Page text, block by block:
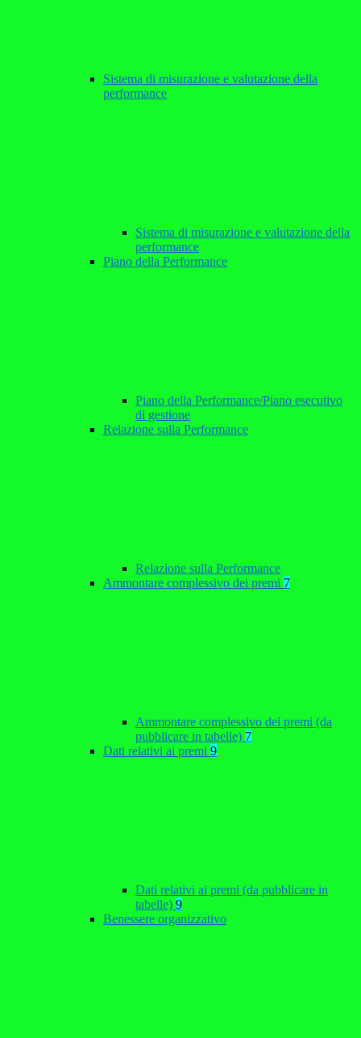
Sistema di misurazione e valutazione della
performance
Sistema di misurazione e valutazione della
performance
Piano della Performance
Piano della Performance/Piano esecutivo
di gestione
Relazione sulla Performance
Relazione sulla Performance
Ammontare complessivo dei premi 7
Ammontare complessivo dei premi (da
pubblicare in tabelle) 7
Dati relativi ai premi 9
Dati relativi ai premi (da pubblicare in
tabelle) 9
Benessere organizzativo